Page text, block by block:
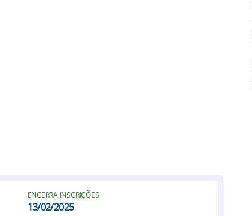
ENCERRA INSCRIÇÕES
13/02/2025